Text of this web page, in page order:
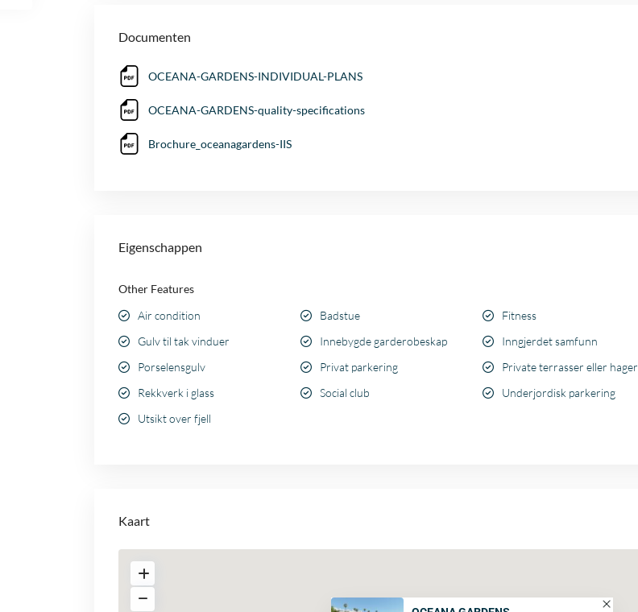
Documenten
OCEANA-GARDENS-INDIVIDUAL-PLANS
OCEANA-GARDENS-quality-specifications
Brochure_oceanagardens-IIS
Eigenschappen
Other Features
Air condition
Badstue
Fitness
Gulv til tak vinduer
Innebygde garderobeskap
Inngjerdet samfunn
Porselensgulv
Privat parkering
Private terrasser eller hager
Rekkverk i glass
Social club
Underjordisk parkering
Utsikt over fjell
Kaart